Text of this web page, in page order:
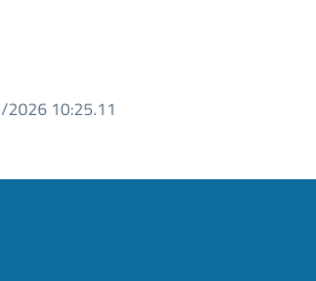
10:25.11